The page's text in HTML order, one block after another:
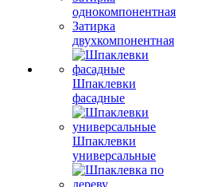
однокомпонентная
Затирка
двухкомпонентная
Шпаклевки
фасадные
Шпаклевки
универсальные